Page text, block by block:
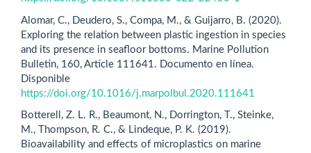
Alomar, C., Deudero, S., Compa, M., & Guijarro, B. (2020).
Exploring the relation between plastic ingestion in species
and its presence in seafloor bottoms. Marine Pollution
Bulletin, 160, Article 111641. Documento en línea.
Disponible
https://doi.org/10.1016/j.marpolbul.2020.111641
Botterell, Z. L. R., Beaumont, N., Dorrington, T., Steinke,
M., Thompson, R. C., & Lindeque, P. K. (2019).
Bioavailability and effects of microplastics on marine